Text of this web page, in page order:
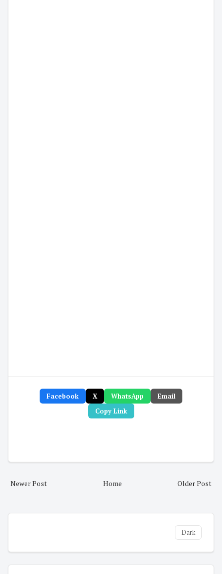
Facebook X WhatsApp
Email
Copy Link
Newer Post Older Post
Home
Dark